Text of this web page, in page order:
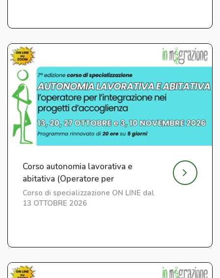
Corso autonomia lavorativa e
abitativa (Operatore per
l'Integrazione) ed. 7
Corso di specializzazione ON LINE dal
13 OTTOBRE 2026